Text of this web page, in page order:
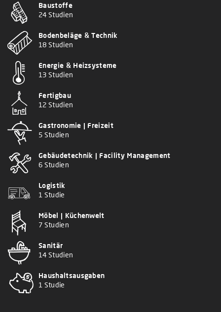
Baustoffe
24 Studien
Bodenbeläge & Technik
18 Studien
Energie & Heizsysteme
13 Studien
Fertigbau
12 Studien
Gastronomie | Freizeit
5 Studien
Gebäudetechnik | Facility Management
6 Studien
Logistik
1 Studie
Möbel | Küchenwelt
7 Studien
Sanitär
14 Studien
Haushaltsausgaben
1 Studie